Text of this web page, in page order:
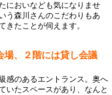
においなども気になりませ
う森川さんのこだわりもあ
きたことが伺えます。
場、２階には貸し会議
感のあるエントランス。奥へ
いたスペースがあり、なんと